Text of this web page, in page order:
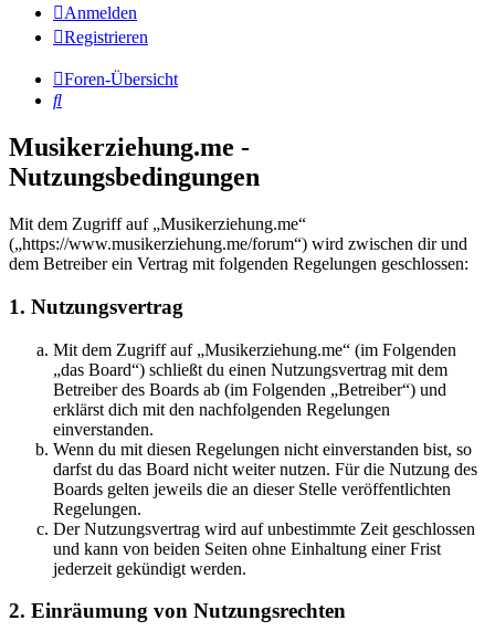
Anmelden
Registrieren
Foren-Übersicht
Suche
Musikerziehung.me -
Nutzungsbedingungen
Mit dem Zugriff auf „Musikerziehung.me“
(„https://www.musikerziehung.me/forum“) wird zwischen dir und
dem Betreiber ein Vertrag mit folgenden Regelungen geschlossen:
1. Nutzungsvertrag
Mit dem Zugriff auf „Musikerziehung.me“ (im Folgenden
„das Board“) schließt du einen Nutzungsvertrag mit dem
Betreiber des Boards ab (im Folgenden „Betreiber“) und
erklärst dich mit den nachfolgenden Regelungen
einverstanden.
Wenn du mit diesen Regelungen nicht einverstanden bist, so
darfst du das Board nicht weiter nutzen. Für die Nutzung des
Boards gelten jeweils die an dieser Stelle veröffentlichten
Regelungen.
Der Nutzungsvertrag wird auf unbestimmte Zeit geschlossen
und kann von beiden Seiten ohne Einhaltung einer Frist
jederzeit gekündigt werden.
2. Einräumung von Nutzungsrechten